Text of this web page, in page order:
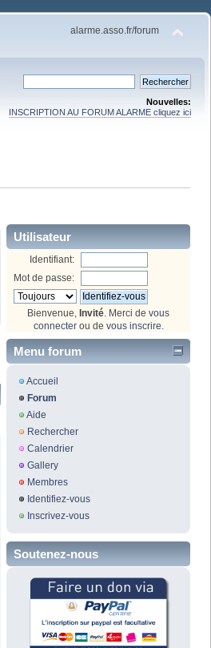
alarme.asso.fr/forum
Nouvelles:
INSCRIPTION AU FORUM ALARME cliquez ici
Utilisateur
Identifiant:
Mot de passe:
Bienvenue, Invité . Merci de vous
connecterou de vous inscrire
Menu forum
Accueil
Forum
Aide
Rechercher
Calendrier
Gallery
Membres
Identifiez-vous
Inscrivez-vous
Soutenez-nous